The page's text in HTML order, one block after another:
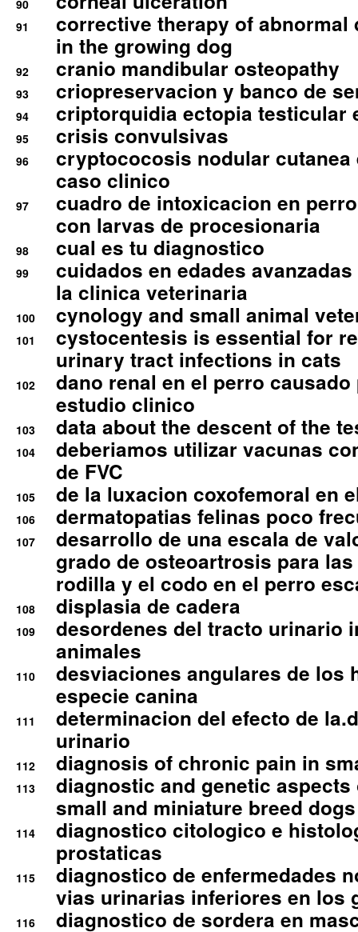
90
91
corrective therapy of abnormal
in the growing dog
92 cranio mandibular osteopathy
93 criopreservacion y banco de
94 criptorquidia ectopia testicular
95 crisis convulsivas
96
cryptococosis nodular cutanea
caso clinico
97
cuadro de intoxicacion en
con larvas de procesionaria
98 cual es tu diagnostico
99
cuidados en edades
la clinica veterinaria
100 cynology and small animal
101
cystocentesis is essential for
urinary tract infections in cats
102
dano renal en el perro
estudio clinico
103 data about the descent of the
104
deberiamos utilizar vacunas
de FVC
105 de la luxacion coxofemoral en
106 dermatopatias felinas poco
107
desarrollo de una escala de
grado de osteoartrosis para
rodilla y el codo en el perro
108 displasia de cadera
109
desordenes del tracto urinario
animales
110
desviaciones angulares de los
especie canina
111
determinacion del efecto de
urinario
112 diagnosis of chronic pain in
113
diagnostic and genetic
small and miniature breed
114
diagnostico citologico e
prostaticas
115
diagnostico de enfermedades
vias urinarias inferiores en los
116
diagnostico de sordera en